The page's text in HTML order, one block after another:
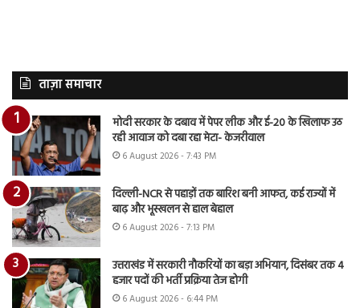
ताज़ा समाचार
मोदी सरकार के दबाव में पेपर लीक और ई-20 के खिलाफ उठ
रही आवाज को दबा रहा मेटा- केजरीवाल
6 August 2026 - 7:43 PM
दिल्ली-NCR से पहाड़ों तक बारिश बनी आफत, कई राज्यों में
बाढ़ और भूस्खलन से हाल बेहाल
6 August 2026 - 7:13 PM
उत्तराखंड में सरकारी नौकरियों का बड़ा अभियान, दिसंबर तक 4
हजार पदों की भर्ती प्रक्रिया तेज होगी
6 August 2026 - 6:44 PM